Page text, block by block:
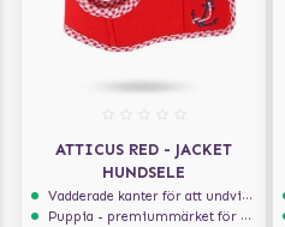
ATTICUS RED - JACKET
HUNDSELE
Vadderade kanter för att undvika skav
Puppia - premiummärket för hundselar